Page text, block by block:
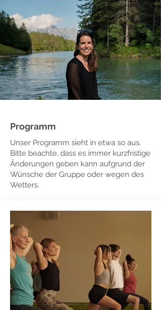
Programm
Unser Programm sieht in etwa so aus.
Bitte beachte, dass es immer kurzfristige
Änderungen geben kann aufgrund der
Wünsche der Gruppe oder wegen des
Wetters.